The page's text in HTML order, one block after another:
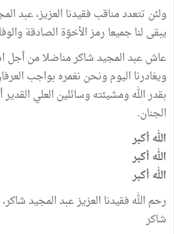
ولئن تتعدد مناقب فقيدنا العزيز، عبد
يبقى لنا جميعا رمز الأخوّة الصادقة
عاش عبد المجيد شاكر مناضلا من أجل
ويغادرنا اليوم ونحن نغمره بواجب
بقدر الله ومشيئته وسائلين العلي
الجنان.
الله أكبر
الله أكبر
الله أكبر
رحم الله فقيدنا العزيز عبد المجيد
شاكر